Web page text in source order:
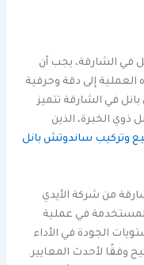
في الشارقة، يجب أن
إلى دقة وحرفية
في الشارقة تتميز
الخبرة، الذين
وتركيب ساندوتش بانل
من شركة الأيدي
المستخدمة في عملية
الجودة في الأداء
لأحدث المعايير.